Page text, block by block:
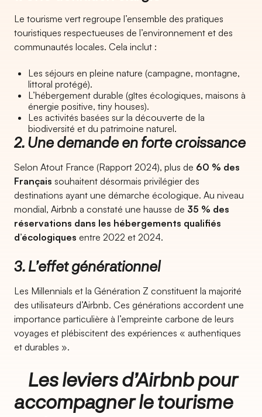
Le tourisme vert regroupe l’ensemble des pratiques
touristiques respectueuses de l’environnement et des
communautés locales. Cela inclut :
Les séjours en pleine nature (campagne, montagne,
littoral protégé).
L’hébergement durable (gîtes écologiques, maisons à
énergie positive, tiny houses).
Les activités basées sur la découverte de la
biodiversité et du patrimoine naturel.
2. Une demande en forte croissance
Selon Atout France (Rapport 2024), plus de 60 % des
Français souhaitent désormais privilégier des
destinations ayant une démarche écologique. Au niveau
mondial, Airbnb a constaté une hausse de 35 % des
réservations dans les hébergements qualifiés
d’écologiques entre 2022 et 2024.
3. L’effet générationnel
Les Millennials et la Génération Z constituent la majorité
des utilisateurs d’Airbnb. Ces générations accordent une
importance particulière à l’empreinte carbone de leurs
voyages et plébiscitent des expériences « authentiques
et durables ».
Les leviers d’Airbnb pour
accompagner le tourisme